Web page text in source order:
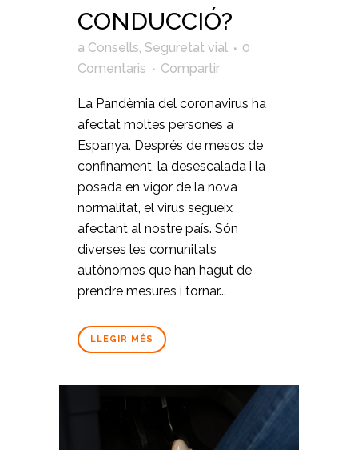
CONDUCCIÓ?
a Consells, Seguretat vial
0
Comentaris
Compartir
La Pandèmia del coronavirus ha
afectat moltes persones a
Espanya. Després de mesos de
confinament, la desescalada i la
posada en vigor de la nova
normalitat, el virus segueix
afectant al nostre país. Són
diverses les comunitats
autònomes que han hagut de
prendre mesures i tornar...
LLEGIR MÉS